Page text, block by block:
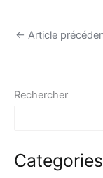
← Article
Rechercher
Categories